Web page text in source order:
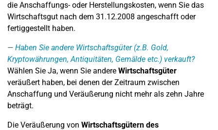
die Anschaffungs- oder Herstellungskosten, wenn Sie das
Wirtschaftsgut nach dem 31.12.2008 angeschafft oder
fertiggestellt haben.
Haben Sie andere Wirtschaftsgüter (z.B. Gold,
Kryptowährungen, Antiquitäten, Gemälde etc.) verkauft?
Wählen Sie Ja, wenn Sie andere Wirtschaftsgüter
veräußert haben, bei denen der Zeitraum zwischen
Anschaffung und Veräußerung nicht mehr als zehn Jahre
beträgt.
Die Veräußerung von Wirtschaftsgütern des